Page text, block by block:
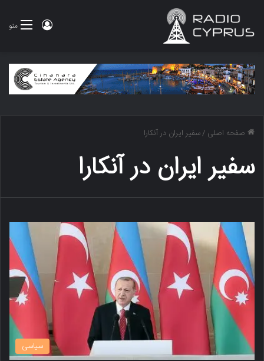
منو ورود
صفحه اصلی /سفیر ایران در آنکارا
سفیر ایران در آنکارا
سیاسی